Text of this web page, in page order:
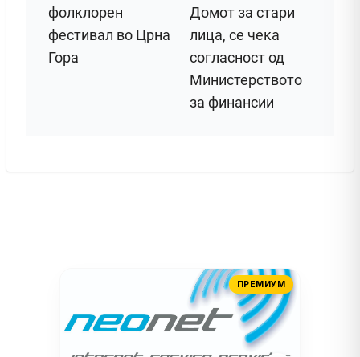
фолклорен
фестивал во Црна
Гора
Домот за стари
лица, се чека
согласност од
Министерството
за финансии
ПРЕМИУМ